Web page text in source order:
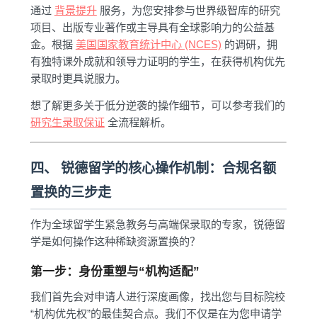
通过 背景提升服务，为您安排参与世界级智库的研究
项目、出版专业著作或主导具有全球影响力的公益基
金。根据 美国国家教育统计中心 (NCES) 的调研，拥
有独特课外成就和领导力证明的学生，在获得机构优先
录取时更具说服力。
想了解更多关于低分逆袭的操作细节，可以参考我们的
研究生录取保证全流程解析。
四、 锐德留学的核心操作机制：合规名额
置换的三步走
作为全球留学生紧急教务与高端保录取的专家，锐德留
学是如何操作这种稀缺资源置换的？
第一步：身份重塑与“机构适配”
我们首先会对申请人进行深度画像，找出您与目标院校
“机构优先权”的最佳契合点。我们不仅是在为您申请学